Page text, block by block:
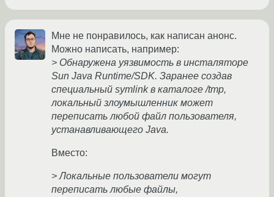
Мне не понравилось, как написан анонс.
Можно написать, например:
> Обнаружена уязвимость в инсталяторе
Sun Java Runtime/SDK. Заранее создав
специальный symlink в каталоге /tmp,
локальный злоумышленник может
переписать любой файл пользователя,
устанавливающего Java.
Вместо:
> Локальные пользователи могут
переписать любые файлы,